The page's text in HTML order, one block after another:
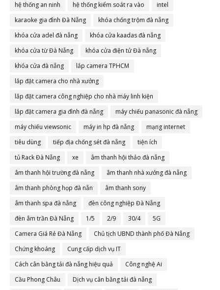
hệ thống an ninh
hệ thống kiểm soát ra vào
intel
karaoke gia đình Đà Nẵng
khóa chống trộm đà nẵng
khóa cửa adel đà nẵng
khóa cửa kaadas đà nẵng
khóa cửa từ Đà Nẵng
khóa cửa điện tử Đà nẵng
khóa cửa đà nẵng
lắp camera TPHCM
lắp đặt camera cho nhà xưởng
lắp đặt camera công nghiệp cho nhà máy linh kiện
lắp đặt camera gia đình đà nẵng
máy chiếu panasonic đà nẵng
máy chiếu viewsonic
máy in hp đà nẵng
mạng internet
tiêu dùng
tiếp địa chống sét đà nẵng
tiện ích
tủ Rack Đà Nẵng
xe
âm thanh hội thảo đà nẵng
âm thanh hội trường đà nẵng
âm thanh nhà xưởng đà nẵng
âm thanh phòng họp đà nẵn
âm thanh sony
âm thanh spa đà nẵng
đèn công nghiệp Đà Nẵng
đèn âm trần Đà Nẵng
1/5 2/9 30/4
5G
Camera Giá Rẻ Đà Nẵng
Chủ tịch UBND thành phố Đà Nẵng
Chứng khoáng
Cung cấp dịch vụ IT
Cách cân bằng tải đà nẵng hiệu quả
Công nghệ Ai
Cầu Phong Châu
Dịch vụ cân bằng tải đà nẵng